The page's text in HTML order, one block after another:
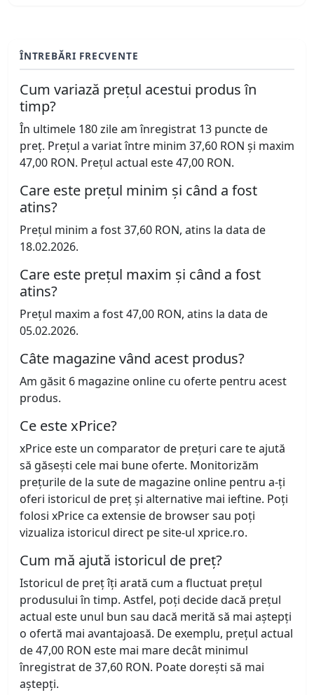
ÎNTREBĂRI FRECVENTE
Cum variază prețul acestui produs în
timp?
În ultimele 180 zile am înregistrat 13 puncte de
preț. Prețul a variat între minim 37,60 RON și maxim
47,00 RON. Prețul actual este 47,00 RON.
Care este prețul minim și când a fost
atins?
Prețul minim a fost 37,60 RON, atins la data de
18.02.2026.
Care este prețul maxim și când a fost
atins?
Prețul maxim a fost 47,00 RON, atins la data de
05.02.2026.
Câte magazine vând acest produs?
Am găsit 6 magazine online cu oferte pentru acest
produs.
Ce este xPrice?
xPrice este un comparator de prețuri care te ajută
să găsești cele mai bune oferte. Monitorizăm
prețurile de la sute de magazine online pentru a-ți
oferi istoricul de preț și alternative mai ieftine. Poți
folosi xPrice ca extensie de browser sau poți
vizualiza istoricul direct pe site-ul xprice.ro.
Cum mă ajută istoricul de preț?
Istoricul de preț îți arată cum a fluctuat prețul
produsului în timp. Astfel, poți decide dacă prețul
actual este unul bun sau dacă merită să mai aștepți
o ofertă mai avantajoasă. De exemplu, prețul actual
de 47,00 RON este mai mare decât minimul
înregistrat de 37,60 RON. Poate dorești să mai
aștepți.